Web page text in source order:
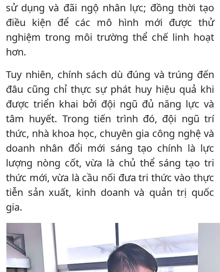
sử dụng và đãi ngộ nhân lực; đồng thời tạo
điều kiện để các mô hình mới được thử
nghiệm trong môi trường thể chế linh hoạt
hơn.
Tuy nhiên, chính sách dù đúng và trúng đến
đâu cũng chỉ thực sự phát huy hiệu quả khi
được triển khai bởi đội ngũ đủ năng lực và
tâm huyết. Trong tiến trình đó, đội ngũ trí
thức, nhà khoa học, chuyên gia công nghệ và
doanh nhân đổi mới sáng tạo chính là lực
lượng nòng cốt, vừa là chủ thể sáng tạo tri
thức mới, vừa là cầu nối đưa tri thức vào thực
tiễn sản xuất, kinh doanh và quản trị quốc
gia.